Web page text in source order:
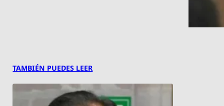
TAMBIÉN PUEDES LEER